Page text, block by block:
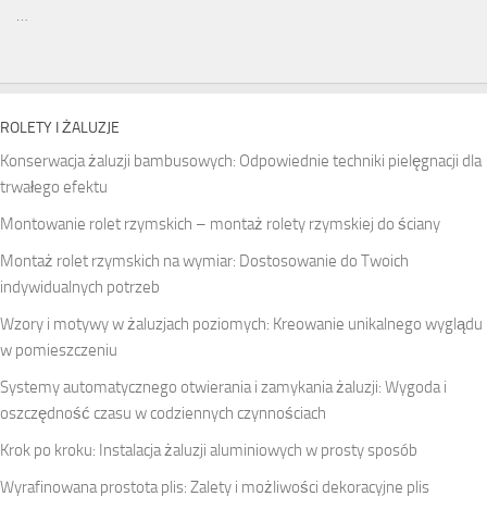
…
ROLETY I ŻALUZJE
Konserwacja żaluzji bambusowych: Odpowiednie techniki pielęgnacji dla
trwałego efektu
Montowanie rolet rzymskich – montaż rolety rzymskiej do ściany
Montaż rolet rzymskich na wymiar: Dostosowanie do Twoich
indywidualnych potrzeb
Wzory i motywy w żaluzjach poziomych: Kreowanie unikalnego wyglądu
w pomieszczeniu
Systemy automatycznego otwierania i zamykania żaluzji: Wygoda i
oszczędność czasu w codziennych czynnościach
Krok po kroku: Instalacja żaluzji aluminiowych w prosty sposób
Wyrafinowana prostota plis: Zalety i możliwości dekoracyjne plis